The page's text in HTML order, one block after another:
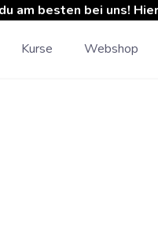
am besten bei uns!
Kurse Webshop